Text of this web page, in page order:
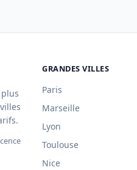
GRANDES VILLES
Paris
Marseille
Lyon
Toulouse
Nice